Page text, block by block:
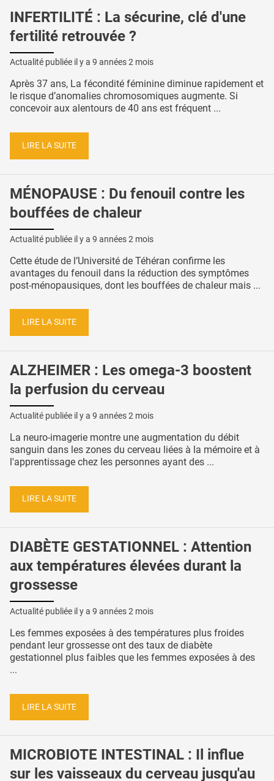
INFERTILITÉ : La sécurine, clé d'une
fertilité retrouvée ?
Actualité publiée il y a 9 années 2 mois
Après 37 ans, La fécondité féminine diminue rapidement et
le risque d’anomalies chromosomiques augmente. Si
concevoir aux alentours de 40 ans est fréquent ...
LIRE LA SUITE
MÉNOPAUSE : Du fenouil contre les
bouffées de chaleur
Actualité publiée il y a 9 années 2 mois
Cette étude de l’Université de Téhéran confirme les
avantages du fenouil dans la réduction des symptômes
post-ménopausiques, dont les bouffées de chaleur mais ...
LIRE LA SUITE
ALZHEIMER : Les omega-3 boostent
la perfusion du cerveau
Actualité publiée il y a 9 années 2 mois
La neuro-imagerie montre une augmentation du débit
sanguin dans les zones du cerveau liées à la mémoire et à
l'apprentissage chez les personnes ayant des ...
LIRE LA SUITE
DIABÈTE GESTATIONNEL : Attention
aux températures élevées durant la
grossesse
Actualité publiée il y a 9 années 2 mois
Les femmes exposées à des températures plus froides
pendant leur grossesse ont des taux de diabète
gestationnel plus faibles que les femmes exposées à des
...
LIRE LA SUITE
MICROBIOTE INTESTINAL : Il influe
sur les vaisseaux du cerveau jusqu'au